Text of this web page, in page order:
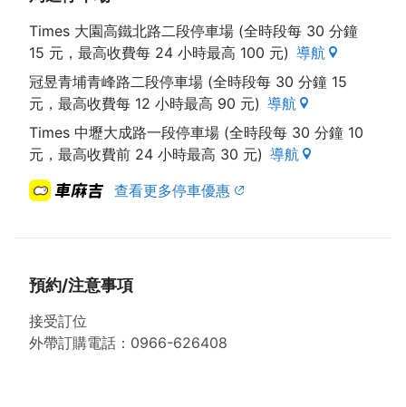
Times 大園高鐵北路二段停車場 (全時段每 30 分鐘
15 元，最高收費每 24 小時最高 100 元) 導航
冠昱青埔青峰路二段停車場 (全時段每 30 分鐘 15
元，最高收費每 12 小時最高 90 元) 導航
Times 中壢大成路一段停車場 (全時段每 30 分鐘 10
元，最高收費前 24 小時最高 30 元) 導航
查看更多停車優惠
預約/注意事項
接受訂位
外帶訂購電話：0966-626408